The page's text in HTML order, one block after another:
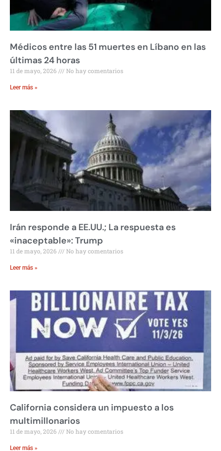
Médicos entre las 51 muertes en Líbano en las
últimas 24 horas
11 de mayo, 2026 No hay comentarios
Leer más »
Irán responde a EE.UU.; La respuesta es
«inaceptable»: Trump
11 de mayo, 2026 No hay comentarios
Leer más »
California considera un impuesto a los
multimillonarios
11 de mayo, 2026 No hay comentarios
Leer más »